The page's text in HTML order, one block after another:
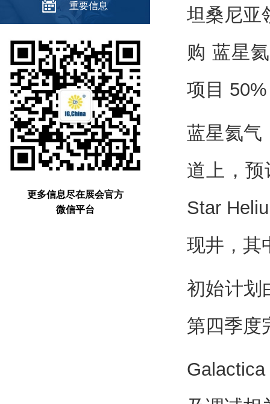
重要信息
更多信息尽在展会官方
微信平台
坦桑尼亚
购 蓝星
项目
蓝星氦气
道上，
Star
现井，其
初始计划
第四季度